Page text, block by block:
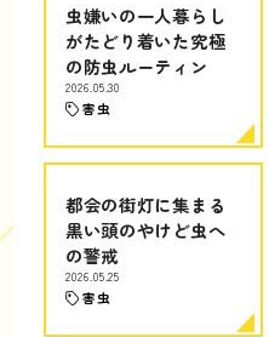
虫嫌いの一人暮らし
がたどり着いた究極
の防虫ルーティン
2026.05.30
害虫
都会の街灯に集まる
黒い頭のやけど虫へ
の警戒
2026.05.25
害虫